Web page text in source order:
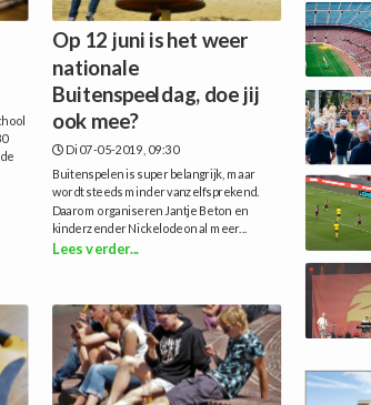
Op 12 juni is het weer
nationale
Buitenspeeldag, doe jij
ook mee?
Di 07-05-2019, 09:30
Buitenspelen is super belangrijk, maar
wordt steeds minder vanzelfsprekend.
Daarom organiseren Jantje Beton en
kinderzender Nickelodeon al meer...
Lees verder...